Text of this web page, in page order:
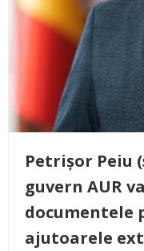
Petrișor Peiu
guvern AUR
documentele
ajutoarele